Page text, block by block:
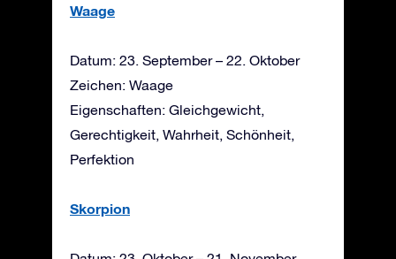
Waage
Datum: 23. September – 22. Oktober
Zeichen: Waage
Eigenschaften: Gleichgewicht,
Gerechtigkeit, Wahrheit, Schönheit,
Perfektion
Skorpion